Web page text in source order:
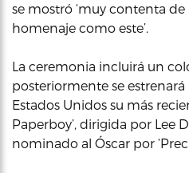
se mostró ‘muy contenta
homenaje como este’.
La ceremonia incluirá un
posteriormente se
Estados Unidos su más
Paperboy’, dirigida por Lee
nominado al Óscar por